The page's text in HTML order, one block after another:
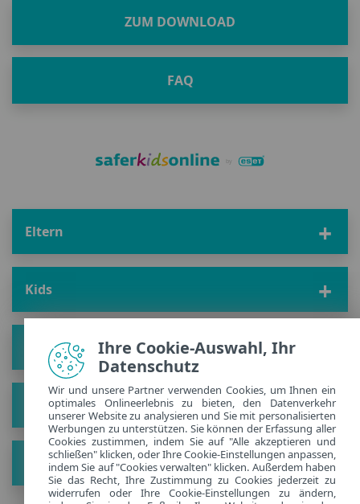
ZUM DOWNLOAD
FAQ
Eltern
Kids
Lösung
Unsere Story
Hol Dir die neusten Tipps
Ihre Cookie-Auswahl, Ihr
Datenschutz
Wir und unsere Partner verwenden Cookies, um Ihnen ein
optimales Onlineerlebnis zu bieten, den Datenverkehr
unserer Website zu analysieren und Sie mit personalisierten
Werbungen zu unterstützen. Sie können der Erfassung aller
Cookies zustimmen, indem Sie auf "Alle akzeptieren und
schließen" klicken, oder Ihre Cookie-Einstellungen anpassen,
indem Sie auf "Cookies verwalten" klicken. Außerdem haben
Sie das Recht, Ihre Zustimmung zu Cookies jederzeit zu
widerrufen oder Ihre Cookie-Einstellungen zu ändern,